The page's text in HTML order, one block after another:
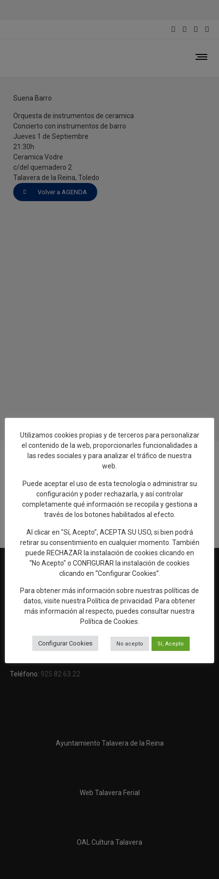
Suena Barro
Orquesta de instrumentos de ceramica
Concierto con instrumentos de barro
Jueves 1 de Septiembre
21:30h
Ceramica Vodre
c/del quemadero 2
Talavera de la Reina, Toledo
Volver a AGENDA
Añadir reseña en Google
Rellenar encuesta de calidad
Web oficial de Turismo del Excmo. Ayuntamiento de Talavera de
la Reina
OFICINA DE TURISMO
45600 Talavera de la Reina (Toledo)
Teléfono: 925 82 63 22
Ayuntamiento Talavera de la Reina
Web Talavera Ferial
OAL Cultura Talavera
Utilizamos cookies propias y de terceros para personalizar
el contenido de la web, proporcionarles funcionalidades a
las redes sociales y para analizar el tráfico de nuestra
web.
Puede aceptar el uso de esta tecnología o administrar su
configuración y poder rechazarla, y así controlar
completamente qué información se recopila y gestiona a
través de los botones habilitados al efecto.
Al clicar en "Sí, Acepto", ACEPTA SU USO, si bien podrá
retirar su consentimiento en cualquier momento. También
puede RECHAZAR la instalación de cookies clicando en
“No Acepto" o CONFIGURAR la instalación de cookies
clicando en “Configurar Cookies”.
Para obtener más información sobre nuestras políticas de
datos, visite nuestra Política de privacidad. Para obtener
más información al respecto, puedes consultar nuestra
Política de Cookies.
Configurar Cookies No acepto Sí, Acepto